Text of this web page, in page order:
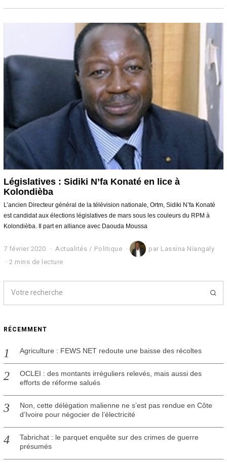
0
Législatives : Sidiki N’fa Konaté en lice à
Kolondièba
L’ancien Directeur général de la télévision nationale, Ortm, Sidiki N’fa Konaté
est candidat aux élections législatives de mars sous les couleurs du RPM à
Kolondièba. Il part en alliance avec Daouda Moussa
7 février 2020
é
i
e
0
0
Actualités / Politique par Lassina Niangaly
2 mins de lecture
RÉCEMMENT
Agriculture : FEWS NET redoute une baisse des récoltes
OCLEI : des montants irréguliers relevés, mais aussi des
efforts de réforme salués
Non, cette délégation malienne ne s’est pas rendue en Côte
d’Ivoire pour négocier de l’électricité
Tabrichat : le parquet enquête sur des crimes de guerre
présumés